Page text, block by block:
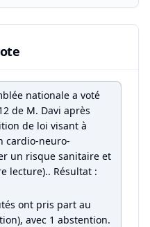
nationale a voté
de M. Davi après
de loi visant à
cardio-neuro-
un risque sanitaire et
lecture).. Résultat :
ont pris part au
avec 1 abstention.